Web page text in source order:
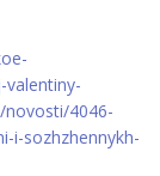
valentiny-
4046-
i-sozhzhennykh-